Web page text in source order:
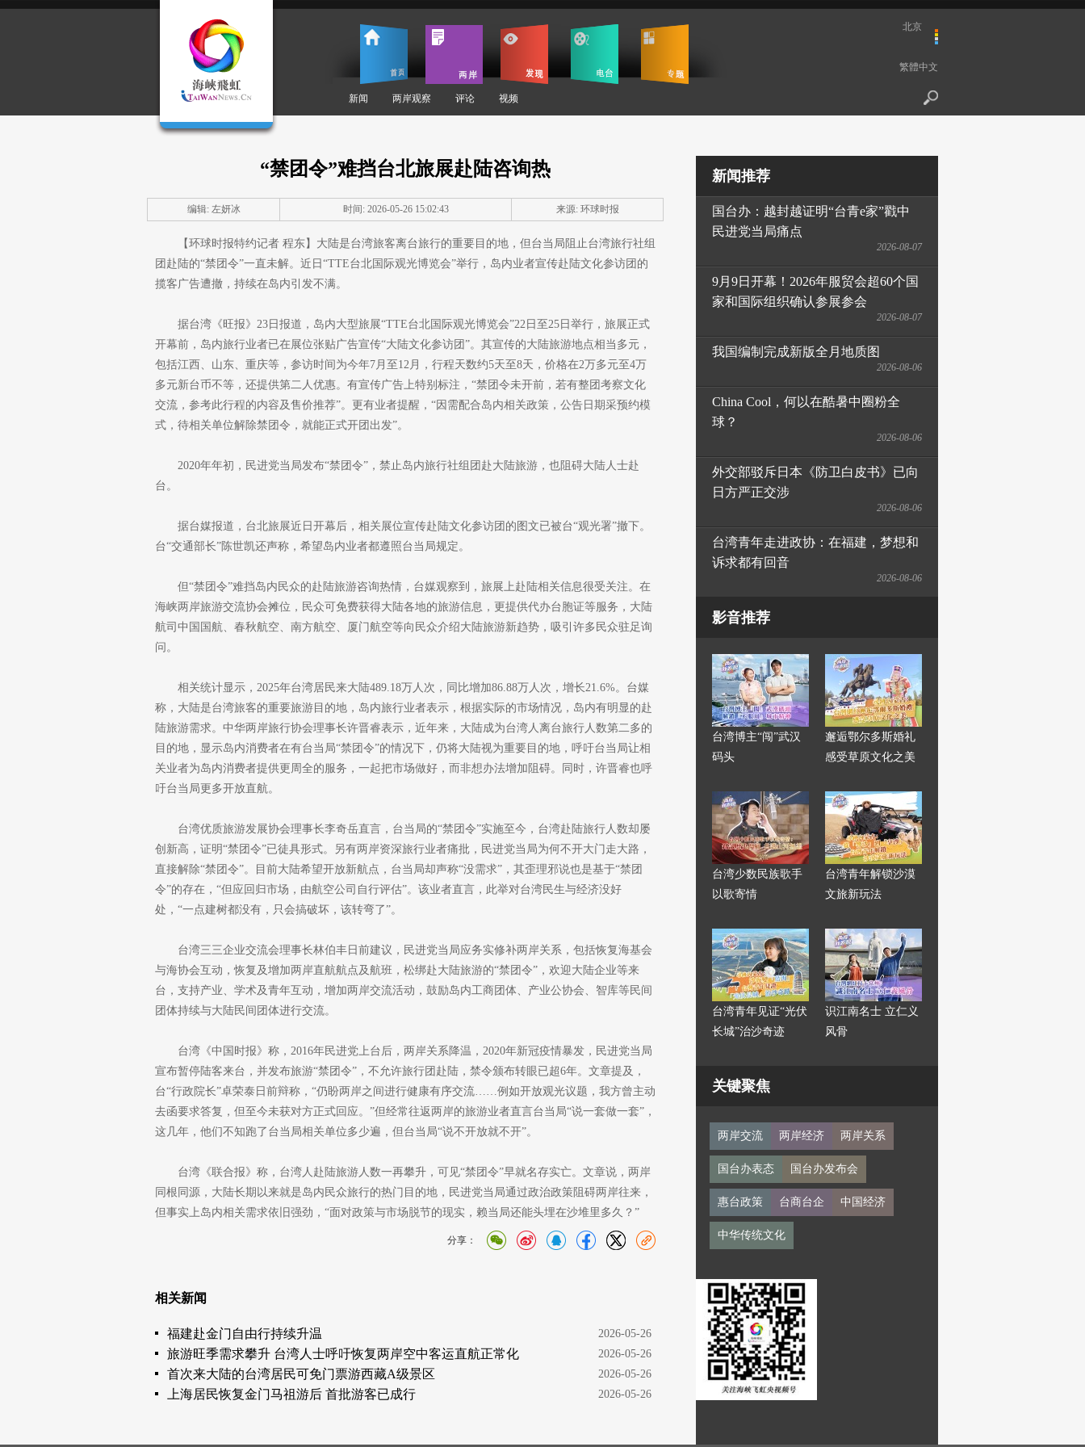
新闻 两岸观察 评论 视频
北京
繁體中文
“禁团令”难挡台北旅展赴陆咨询热
编辑: 左妍冰 时间: 2026-05-26 15:02:43 来源: 环球时报
【环球时报特约记者 程东】大陆是台湾旅客离台旅行的重要目的地，但台当局阻止台湾旅行社组
团赴陆的“禁团令”一直未解。近日“TTE台北国际观光博览会”举行，岛内业者宣传赴陆文化参访团的
揽客广告遭撤，持续在岛内引发不满。
据台湾《旺报》23日报道，岛内大型旅展“TTE台北国际观光博览会”22日至25日举行，旅展正式
开幕前，岛内旅行业者已在展位张贴广告宣传“大陆文化参访团”。其宣传的大陆旅游地点相当多元，
包括江西、山东、重庆等，参访时间为今年7月至12月，行程天数约5天至8天，价格在2万多元至4万
多元新台币不等，还提供第二人优惠。有宣传广告上特别标注，“禁团令未开前，若有整团考察文化
交流，参考此行程的内容及售价推荐”。更有业者提醒，“因需配合岛内相关政策，公告日期采预约模
式，待相关单位解除禁团令，就能正式开团出发”。
2020年年初，民进党当局发布“禁团令”，禁止岛内旅行社组团赴大陆旅游，也阻碍大陆人士赴
台。
据台媒报道，台北旅展近日开幕后，相关展位宣传赴陆文化参访团的图文已被台“观光署”撤下。
台“交通部长”陈世凯还声称，希望岛内业者都遵照台当局规定。
但“禁团令”难挡岛内民众的赴陆旅游咨询热情，台媒观察到，旅展上赴陆相关信息很受关注。在
海峡两岸旅游交流协会摊位，民众可免费获得大陆各地的旅游信息，更提供代办台胞证等服务，大陆
航司中国国航、春秋航空、南方航空、厦门航空等向民众介绍大陆旅游新趋势，吸引许多民众驻足询
问。
相关统计显示，2025年台湾居民来大陆489.18万人次，同比增加86.88万人次，增长21.6%。台媒
称，大陆是台湾旅客的重要旅游目的地，岛内旅行业者表示，根据实际的市场情况，岛内有明显的赴
陆旅游需求。中华两岸旅行协会理事长许晋睿表示，近年来，大陆成为台湾人离台旅行人数第二多的
目的地，显示岛内消费者在有台当局“禁团令”的情况下，仍将大陆视为重要目的地，呼吁台当局让相
关业者为岛内消费者提供更周全的服务，一起把市场做好，而非想办法增加阻碍。同时，许晋睿也呼
吁台当局更多开放直航。
台湾优质旅游发展协会理事长李奇岳直言，台当局的“禁团令”实施至今，台湾赴陆旅行人数却屡
创新高，证明“禁团令”已徒具形式。另有两岸资深旅行业者痛批，民进党当局为何不开大门走大路，
直接解除“禁团令”。目前大陆希望开放新航点，台当局却声称“没需求”，其歪理邪说也是基于“禁团
令”的存在，“但应回归市场，由航空公司自行评估”。该业者直言，此举对台湾民生与经济没好
处，“一点建树都没有，只会搞破坏，该转弯了”。
台湾三三企业交流会理事长林伯丰日前建议，民进党当局应务实修补两岸关系，包括恢复海基会
与海协会互动，恢复及增加两岸直航航点及航班，松绑赴大陆旅游的“禁团令”，欢迎大陆企业等来
台，支持产业、学术及青年互动，增加两岸交流活动，鼓励岛内工商团体、产业公协会、智库等民间
团体持续与大陆民间团体进行交流。
台湾《中国时报》称，2016年民进党上台后，两岸关系降温，2020年新冠疫情暴发，民进党当局
宣布暂停陆客来台，并发布旅游“禁团令”，不允许旅行团赴陆，禁令颁布转眼已超6年。文章提及，
台“行政院长”卓荣泰日前辩称，“仍盼两岸之间进行健康有序交流……例如开放观光议题，我方曾主动
去函要求答复，但至今未获对方正式回应。”但经常往返两岸的旅游业者直言台当局“说一套做一套”，
这几年，他们不知跑了台当局相关单位多少遍，但台当局“说不开放就不开”。
台湾《联合报》称，台湾人赴陆旅游人数一再攀升，可见“禁团令”早就名存实亡。文章说，两岸
同根同源，大陆长期以来就是岛内民众旅行的热门目的地，民进党当局通过政治政策阻碍两岸往来，
但事实上岛内相关需求依旧强劲，“面对政策与市场脱节的现实，赖当局还能头埋在沙堆里多久？”
分享：
相关新闻
2026-05-26
福建赴金门自由行持续升温
2026-05-26
旅游旺季需求攀升 台湾人士呼吁恢复两岸空中客运直航正常化
2026-05-26
首次来大陆的台湾居民可免门票游西藏A级景区
2026-05-26
上海居民恢复金门马祖游后 首批游客已成行
新闻推荐
国台办：越封越证明“台青e家”戳中
民进党当局痛点
2026-08-07
9月9日开幕！2026年服贸会超60个国
家和国际组织确认参展参会
2026-08-07
我国编制完成新版全月地质图
2026-08-06
China Cool，何以在酷暑中圈粉全
球？
2026-08-06
外交部驳斥日本《防卫白皮书》已向
日方严正交涉
2026-08-06
台湾青年走进政协：在福建，梦想和
诉求都有回音
2026-08-06
影音推荐
台湾博主“闯”武汉
码头
邂逅鄂尔多斯婚礼
感受草原文化之美
台湾少数民族歌手
以歌寄情
台湾青年解锁沙漠
文旅新玩法
台湾青年见证“光伏
长城”治沙奇迹
识江南名士 立仁义
风骨
关键聚焦
两岸交流 两岸经济 两岸关系
国台办表态 国台办发布会
惠台政策 台商台企 中国经济
中华传统文化